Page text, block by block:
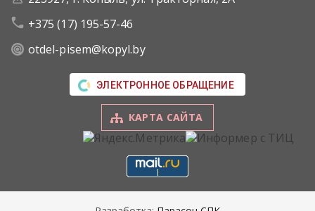
+375 (17) 195-57-46
otdel-pisem@kopyl.by
ЭЛЕКТРОННОЕ ОБРАЩЕНИЕ
КАРТА САЙТА